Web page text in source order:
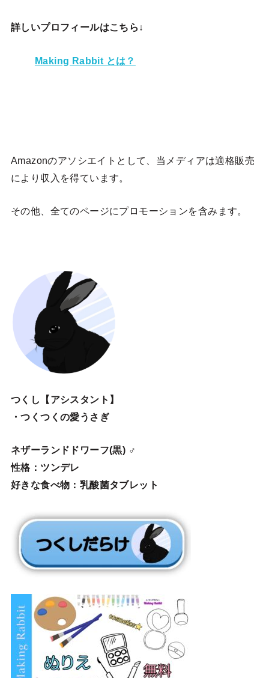
詳しいプロフィールはこちら↓
Making Rabbit とは？
Amazonのアソシエイトとして、当メディアは適格販売
により収入を得ています。
その他、全てのページにプロモーションを含みます。
つくし【アシスタント】
・つくつくの愛うさぎ
ネザーランドドワーフ(黒) ♂
性格：ツンデレ
好きな食べ物：乳酸菌タブレット